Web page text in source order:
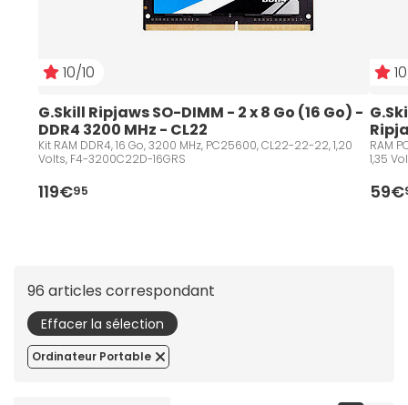
10/10
G.Skill Ripjaws SO-DIMM - 2 x 8 Go (16 Go) -
DDR4 3200 MHz - CL22
Kit RAM DDR4, 16 Go, 3200 MHz, PC25600, CL22-22-22, 1,20
Volts, F4-3200C22D-16GRS
119€95
RAM
1,35
59€
96 articles correspondant
Effacer la sélection
Ordinateur Portable